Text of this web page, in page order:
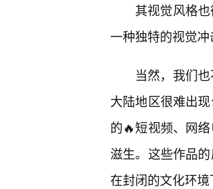
其视觉风格
一种独特的视觉冲
当然，我们
大陆地区很难出
的🔥短视频、网
滋生。这些作品
在封闭的文化环